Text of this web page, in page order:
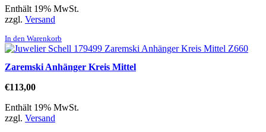
Enthält 19% MwSt.
zzgl. Versand
In den Warenkorb
Zaremski Anhänger Kreis Mittel
€113,00
Enthält 19% MwSt.
zzgl. Versand